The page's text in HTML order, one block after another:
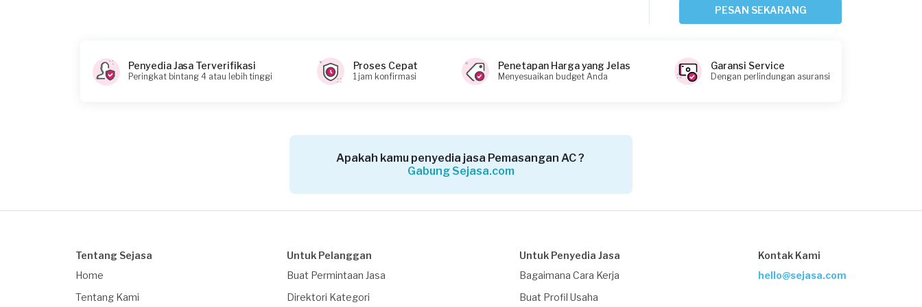
Depok, Jawa Barat
Bogor Kota, Jawa Barat
Karawang, Jawa Barat
PESAN SEKARANG
Penyedia Jasa Terverifikasi
Peringkat bintang 4 atau lebih tinggi
Proses Cepat
1 jam konfirmasi
Penetapan Harga yang Jelas
Menyesuaikan budget Anda
Garansi Service
Dengan perlindungan asuransi
Apakah kamu penyedia jasa Pemasangan AC ?
Gabung Sejasa.com
Tentang Sejasa
Home
Tentang Kami
Untuk Pelanggan
Buat Permintaan Jasa
Direktori Kategori
Untuk Penyedia Jasa
Bagaimana Cara Kerja
Buat Profil Usaha
Kontak Kami
hello@sejasa.com